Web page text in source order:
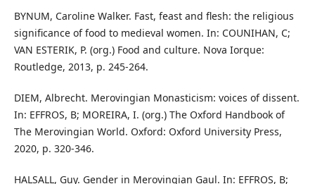
BYNUM, Caroline Walker. Fast, feast and flesh: the religious
significance of food to medieval women. In: COUNIHAN, C;
VAN ESTERIK, P. (org.) Food and culture. Nova Iorque:
Routledge, 2013, p. 245-264.
DIEM, Albrecht. Merovingian Monasticism: voices of dissent.
In: EFFROS, B; MOREIRA, I. (org.) The Oxford Handbook of
The Merovingian World. Oxford: Oxford University Press,
2020, p. 320-346.
HALSALL, Guy. Gender in Merovingian Gaul. In: EFFROS, B;